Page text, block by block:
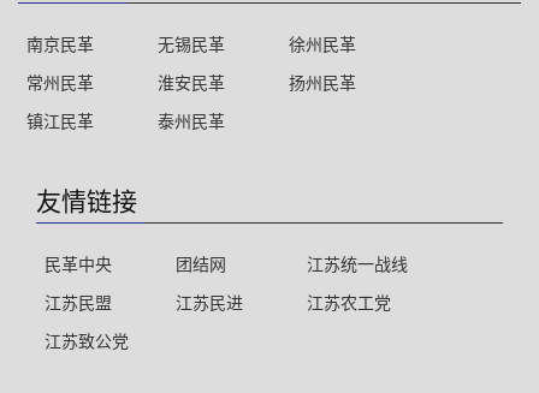
南京民革 无锡民革
徐州民革
常州民革
淮安民革
扬州民革
镇江民革
泰州民革
友情链接
民革中央 团结网
江苏统一战线
江苏民盟
江苏民进
江苏农工党
江苏致公党